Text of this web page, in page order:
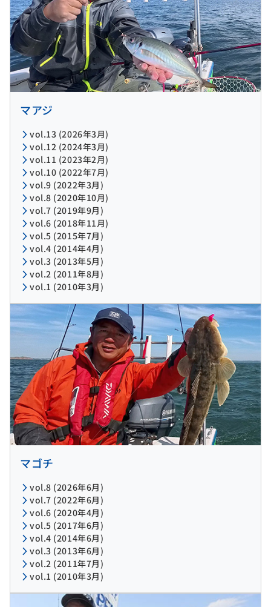
マアジ
vol.13 (2026年3月)
vol.12 (2024年3月)
vol.11 (2023年2月)
vol.10 (2022年7月)
vol.9 (2022年3月)
vol.8 (2020年10月)
vol.7 (2019年9月)
vol.6 (2018年11月)
vol.5 (2015年7月)
vol.4 (2014年4月)
vol.3 (2013年5月)
vol.2 (2011年8月)
vol.1 (2010年3月)
マゴチ
vol.8 (2026年6月)
vol.7 (2022年6月)
vol.6 (2020年4月)
vol.5 (2017年6月)
vol.4 (2014年6月)
vol.3 (2013年6月)
vol.2 (2011年7月)
vol.1 (2010年3月)